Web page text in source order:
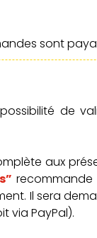
sont
de
aux
recommande
Il sera
via PayPal).